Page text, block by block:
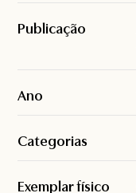
Publicação
Ano
Categorias
Exemplar físico